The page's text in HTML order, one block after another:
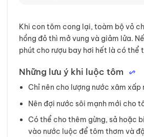
Khi con tôm cong lại, toàm bộ vỏ
hồng đỏ thì mở vung và giảm lửa.
phút cho rượu bay hơi hết là có thể
Những lưu ý khi luộc tôm
Chỉ nên cho lượng nước xâm xấp
Nên đợi nước sôi mạnh mới cho
Có thể cho thêm gừng, sả hoặc
vào nước luộc để tôm thơm và